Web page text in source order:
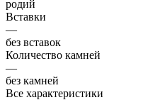
родий
Вставки
—
без вставок
Количество камней
—
без камней
Все характеристики